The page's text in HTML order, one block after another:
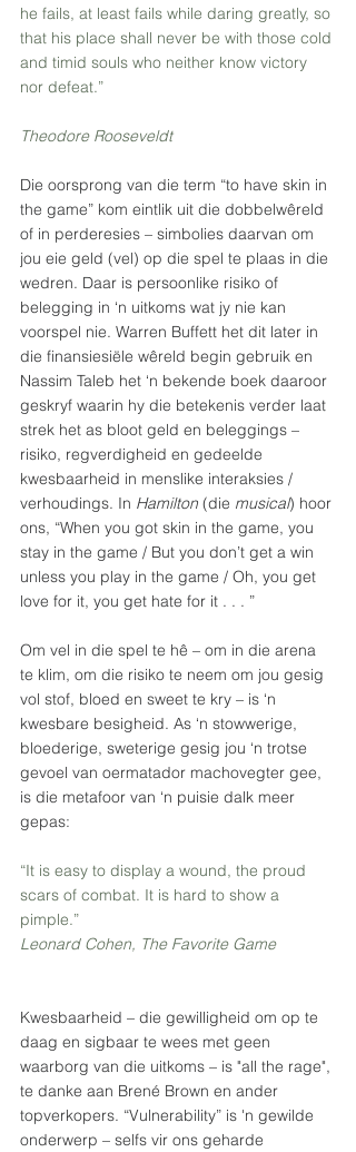
he fails, at least fails while daring greatly, so
that his place shall never be with those cold
and timid souls who neither know victory
nor defeat.”
Theodore Rooseveldt
Die oorsprong van die term “to have skin in
the game” kom eintlik uit die dobbelwêreld
of in perderesies – simbolies daarvan om
jou eie geld (vel) op die spel te plaas in die
wedren. Daar is persoonlike risiko of
belegging in ‘n uitkoms wat jy nie kan
voorspel nie. Warren Buffett het dit later in
die finansiesiële wêreld begin gebruik en
Nassim Taleb het ‘n bekende boek daaroor
geskryf waarin hy die betekenis verder laat
strek het as bloot geld en beleggings –
risiko, regverdigheid en gedeelde
kwesbaarheid in menslike interaksies /
verhoudings. In Hamilton (die musical) hoor
ons, “When you got skin in the game, you
stay in the game / But you don’t get a win
unless you play in the game / Oh, you get
love for it, you get hate for it . . . ”
Om vel in die spel te hê – om in die arena
te klim, om die risiko te neem om jou gesig
vol stof, bloed en sweet te kry – is ‘n
kwesbare besigheid. As ‘n stowwerige,
bloederige, sweterige gesig jou ‘n trotse
gevoel van oermatador machovegter gee,
is die metafoor van ‘n puisie dalk meer
gepas:
“It is easy to display a wound, the proud
scars of combat. It is hard to show a
pimple.”
Leonard Cohen, The Favorite Game
Kwesbaarheid – die gewilligheid om op te
daag en sigbaar te wees met geen
waarborg van die uitkoms – is "all the rage",
te danke aan Brené Brown en ander
topverkopers. “Vulnerability” is 'n gewilde
onderwerp – selfs vir ons geharde